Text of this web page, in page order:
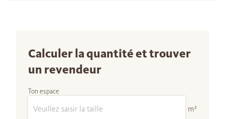
Calculer la quantité et trouver
un revendeur
Ton espace
m²